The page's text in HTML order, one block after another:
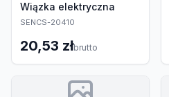
Wiązka elektryczna
SENCS-20410
20,53 złbrutto